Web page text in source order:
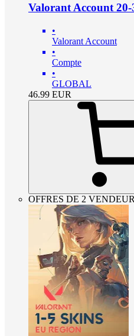
Valorant Account
•
Valorant Account
•
Compte
•
GLOBAL
46.99 EUR
OFFRES DE 2